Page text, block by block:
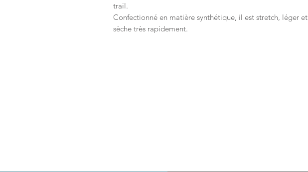
trail.
Confectionné en matière synthétique, il est stretch, léger et
sèche très rapidement.